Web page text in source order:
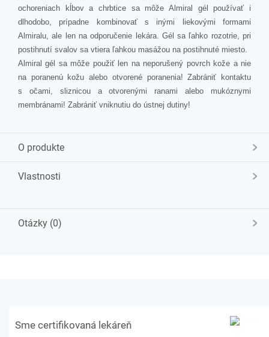
ochoreniach kĺbov a chrbtice sa môže Almiral gél používať i
dlhodobo, prípadne kombinovať s inými liekovými formami
Almiralu, ale len na odporučenie lekára. Gél sa ľahko rozotrie, pri
postihnutí svalov sa vtiera ľahkou masážou na postihnuté miesto.
Almiral gél sa môže použiť len na neporušený povrch kože a nie
na poranenú kožu alebo otvorené poranenia! Zabrániť kontaktu
s očami, sliznicou a otvorenými ranami alebo mukóznymi
membránami! Zabrániť vniknutiu do ústnej dutiny!
O produkte
Vlastnosti
Otázky (0)
Sme certifikovaná lekáreň